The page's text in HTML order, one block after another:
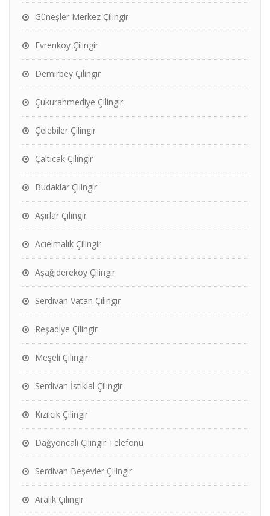
Güneşler Merkez Çilingir
Evrenköy Çilingir
Demirbey Çilingir
Çukurahmediye Çilingir
Çelebiler Çilingir
Çaltıcak Çilingir
Budaklar Çilingir
Aşırlar Çilingir
Acıelmalık Çilingir
Aşağıdereköy Çilingir
Serdivan Vatan Çilingir
Reşadiye Çilingir
Meşeli Çilingir
Serdivan İstiklal Çilingir
Kızılcık Çilingir
Dağyoncalı Çilingir Telefonu
Serdivan Beşevler Çilingir
Aralık Çilingir